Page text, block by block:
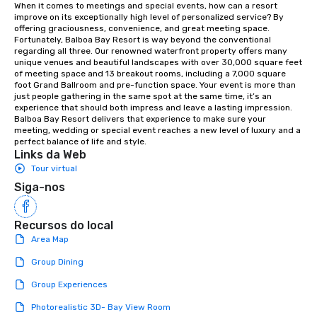
aesthetic excellence of your venue. ►
Bespoke Curation: From solo "Noir"
pianists to full "Big Band" Pop Nouveau
orchestras. Versatile Repertoire: A
library of hundreds of modern hits
rearranged with syncopation, swing,
and soul. ► Visual Sophistication: Our
performers reflect the "Nouveau"
aesthetic—classic elegance with a
modern edge. By choosing Pop
Nouveau Jazz, you aren't just booking
a band; you are securing an
immersive experience. We specialize
in that "golden hour" energy—where
the music is sophisticated enough for
cocktails and conversation, yet
infectious enough to keep guests
engaged and energized throughout
decades of experience performing at
weddings all over the planet! We are
When it comes to meetings and special events, how can a resort
improve on its exceptionally high level of personalized service? By
offering graciousness, convenience, and great meeting space.
Fortunately, Balboa Bay Resort is way beyond the conventional
regarding all three. Our renowned waterfront property offers many
unique venues and beautiful landscapes with over 30,000 square feet
of meeting space and 13 breakout rooms, including a 7,000 square
foot Grand Ballroom and pre-function space. Your event is more than
just people gathering in the same spot at the same time, it’s an
experience that should both impress and leave a lasting impression.
Balboa Bay Resort delivers that experience to make sure your
meeting, wedding or special event reaches a new level of luxury and a
perfect balance of life and style.
Links da Web
Tour virtual
Siga-nos
Recursos do local
Area Map
Group Dining
Group Experiences
Photorealistic 3D- Bay View Room